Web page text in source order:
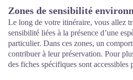
Zones de sensibilité
Le long de votre itinéraire, vous allez
sensibilité liées à la présence d’une
particulier. Dans ces zones, un
contribuer à leur préservation. Pour
des fiches spécifiques sont accessibles